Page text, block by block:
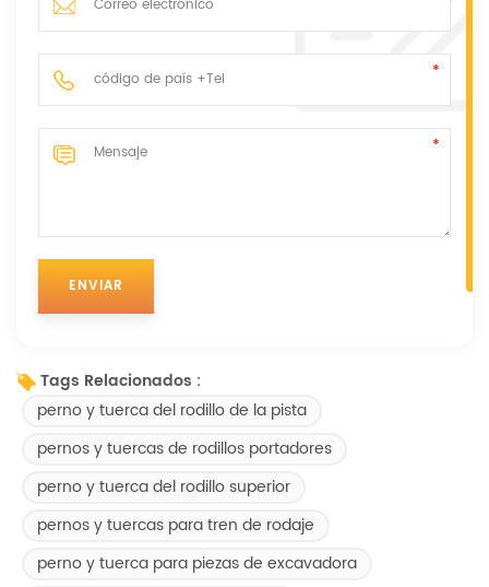
Tags Relacionados :
perno y tuerca del rodillo de la pista
pernos y tuercas de rodillos portadores
perno y tuerca del rodillo superior
pernos y tuercas para tren de rodaje
perno y tuerca para piezas de excavadora